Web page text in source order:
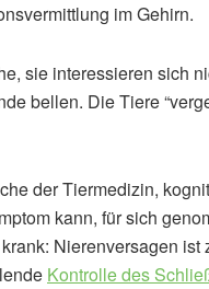
im Gehirn.
sie interessieren sich
bellen. Die Tiere
der Tiermedizin,
kann, für sich
Nierenversagen
Kontrolle des